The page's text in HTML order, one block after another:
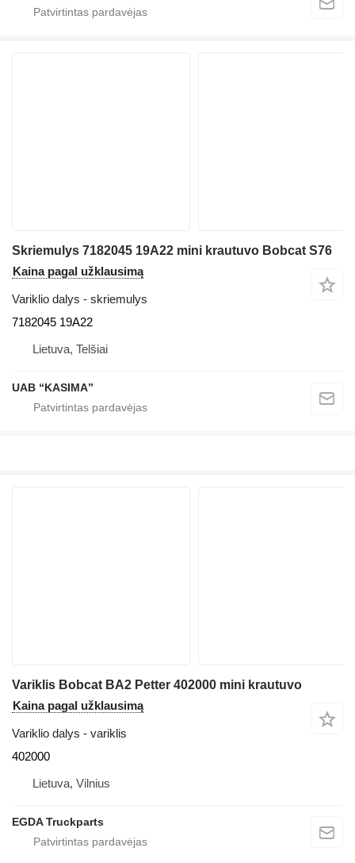
Skriemulys 7182045 19A22 mini krautuvo Bobcat S76
Kaina pagal užklausimą
Variklio dalys - skriemulys
7182045 19A22
Lietuva, Telšiai
UAB “KASIMA”
Variklis Bobcat BA2 Petter 402000 mini krautuvo
Kaina pagal užklausimą
Variklio dalys - variklis
402000
Lietuva, Vilnius
EGDA Truckparts